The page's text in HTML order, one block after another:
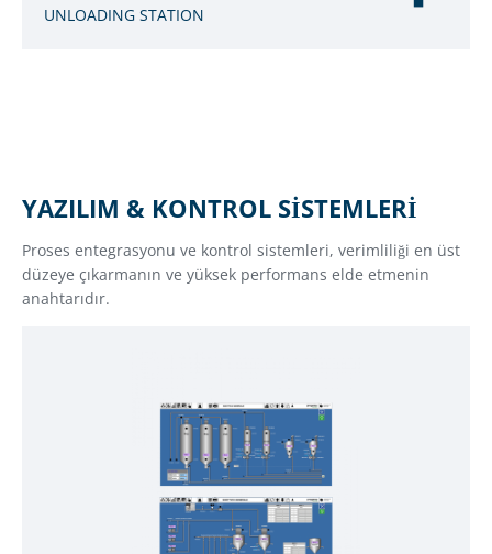
UNLOADING STATION
YAZILIM & KONTROL SISTEMLERI
Proses entegrasyonu ve kontrol sistemleri, verimliliği en üst
düzeye çıkarmanın ve yüksek performans elde etmenin
anahtarıdır.